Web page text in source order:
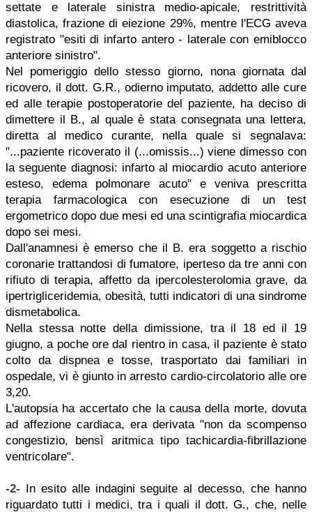
settate e laterale sinistra medio-apicale, restrittività
diastolica, frazione di eiezione 29%, mentre l'ECG aveva
registrato "esiti di infarto antero - laterale con emiblocco
anteriore sinistro".
Nel pomeriggio dello stesso giorno, nona giornata dal
ricovero, il dott. G.R., odierno imputato, addetto alle cure
ed alle terapie postoperatorie del paziente, ha deciso di
dimettere il B., al quale è stata consegnata una lettera,
diretta al medico curante, nella quale si segnalava:
"...paziente ricoverato il (...omissis...) viene dimesso con
la seguente diagnosi: infarto al miocardio acuto anteriore
esteso, edema polmonare acuto" e veniva prescritta
terapia farmacologica con esecuzione di un test
ergometrico dopo due mesi ed una scintigrafia miocardica
dopo sei mesi.
Dall'anamnesi è emerso che il B. era soggetto a rischio
coronarie trattandosi di fumatore, iperteso da tre anni con
rifiuto di terapia, affetto da ipercolesterolomia grave, da
ipertrigliceridemia, obesità, tutti indicatori di una sindrome
dismetabolica.
Nella stessa notte della dimissione, tra il 18 ed il 19
giugno, a poche ore dal rientro in casa, il paziente è stato
colto da dispnea e tosse, trasportato dai familiari in
ospedale, vi è giunto in arresto cardio-circolatorio alle ore
3,20.
L'autopsia ha accertato che la causa della morte, dovuta
ad affezione cardiaca, era derivata "non da scompenso
congestizio, bensì aritmica tipo tachicardia-fibrillazione
ventricolare".
-2- In esito alle indagini seguite al decesso, che hanno
riguardato tutti i medici, tra i quali il dott. G., che, nelle